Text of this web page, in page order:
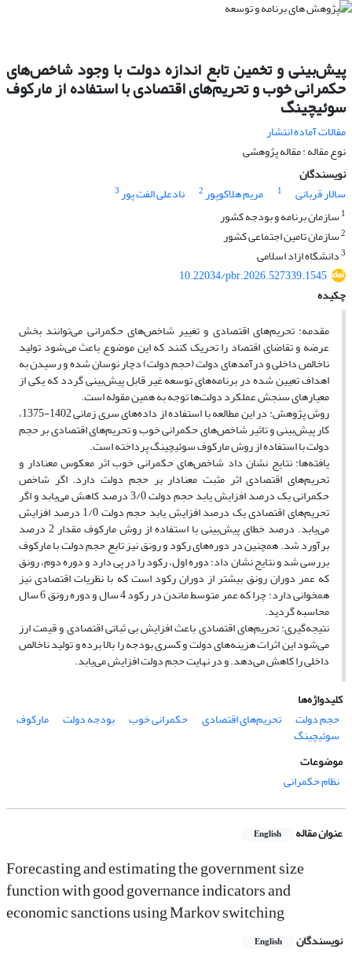
پیش‌بینی و تخمین تابع اندازه دولت با وجود شاخص‌های
حکمرانی خوب و تحریم‌های اقتصادی با استفاده از مارکوف
سوئیچینگ
مقالات آماده انتشار
نوع مقاله : مقاله پژوهشی
نویسندگان
سالار قربانی
1 مریم هلاکوپور2 نادعلی الفت پور3
1 سازمان برنامه و بودجه کشور
2سازمان تامین اجتماعی کشور
3دانشگاه ازاد اسلامی
10.22034/pbr.2026.527339.1545
چکیده
مقدمه: تحریم‌های اقتصادی و تغییر شاخص‌های حکمرانی می‌توانند بخش
عرضه و تقاضای اقتصاد را تحریک کنند که این موضوع باعث می‌شود تولید
ناخالص داخلی و درآمدهای دولت (حجم دولت) دچار نوسان شده و رسیدن به
اهداف تعیین شده در برنامه‌های توسعه غیر قابل پیش‌بینی گردد که یکی از
معیارهای سنجش عملکرد دولت‌ها توجه به همین مقوله است.
روش پژوهش: در این مطالعه با استفاده از داده‌های سری زمانی 1402-1375،
کار پیش‌بینی و تاثیر شاخص‌های حکمرانی خوب و تحریم‌های اقتصادی بر حجم
دولت با استفاده از روش مارکوف سوئیچینگ پرداخته است.
یافته‌ها: نتایج نشان داد شاخص‌های حکمرانی خوب اثر معکوس معنادار و
تحریم‌های اقتصادی اثر مثبت معنادار بر حجم دولت دارد. اگر شاخص
حکمرانی یک درصد افزایش یابد حجم دولت 3/0 درصد کاهش می‌یابد و اگر
تحریم‌های اقتصادی یک درصد افزایش یابد حجم دولت 1/0 درصد افزایش
می‌یابد. درصد خطای پیش‌بینی با استفاده از روش مارکوف مقدار 2 درصد
برآورد شد. همچنین در دوره‌های رکود و رونق نیز تابع حجم دولت با مارکوف
بررسی شد و نتایج نشان داد؛ دوره اول، رکود را در پی دارد و دوره دوم، رونق
که عمر دوران رونق بیشتر از دوران رکود است که با نظریات اقتصادی نیز
همخوانی دارد؛ چرا که عمر متوسط ماندن در رکود 4 سال و دوره رونق 6 سال
محاسبه گردید.
نتیجه‌گیری: تحریم‌های اقتصادی باعث افزایش بی ثباتی اقتصادی و قیمت ارز
می‌شود این اثرات هزینه‌های دولت و کسری بودجه را بالا برده و تولید ناخالص
داخلی را کاهش می‌دهد. و در نهایت حجم دولت افزایش می‌یابد.
کلیدواژه‌ها
حجم دولت
تحریم‌های اقتصادی حکمرانی خوب بودجه دولت مارکوف
سوئیچینگ
موضوعات
نظام حکمرانی
عنوان مقاله English
Forecasting and estimating the government size
function with good governance indicators and
economic sanctions using Markov switching
نویسندگان English